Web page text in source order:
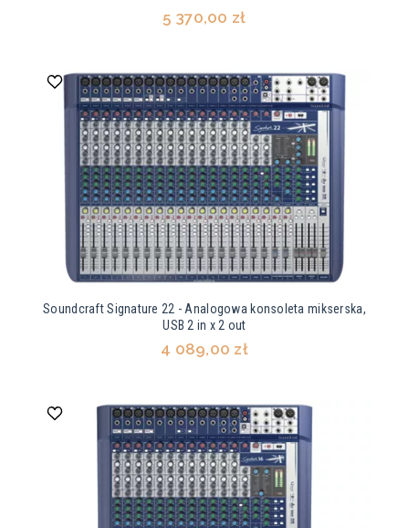
5 370,00 zł
Soundcraft Signature 22 - Analogowa konsoleta mikserska,
USB 2 in x 2 out
4 089,00 zł